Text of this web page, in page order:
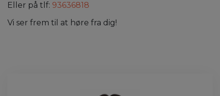
Eller på tlf: 93636818
Vi ser frem til at høre fra dig!